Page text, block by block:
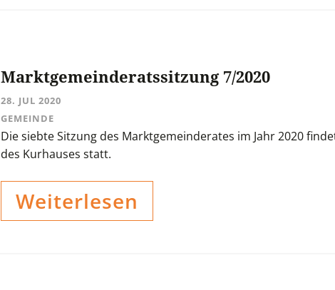
Marktgemeinderatssitzung 7/2020
28. JUL 2020
GEMEINDE
Die siebte Sitzung des Marktgemeinderates im Jahr 2020
des Kurhauses statt.
Weiterlesen